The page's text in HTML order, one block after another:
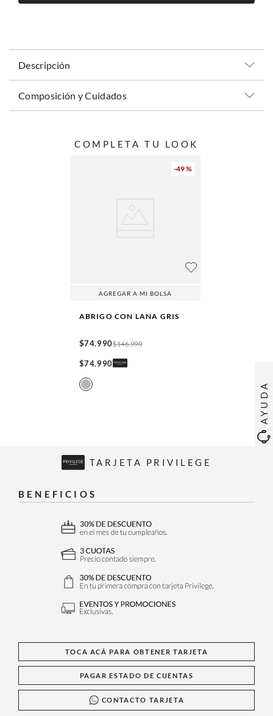
AYUDA
Descripción
Composición y Cuidados
COMPLETA TU LOOK
-49 %
AGREGAR A MI BOLSA
ABRIGO CON LANA GRIS
$74.990$146.990
$74.990
TARJETA PRIVILEGE
BENEFICIOS
TOCA ACÁ PARA OBTENER TARJETA
PAGAR ESTADO DE CUENTAS
CONTACTO TARJETA